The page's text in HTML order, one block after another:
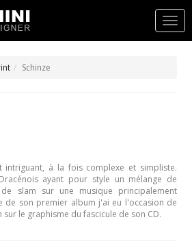
Schinze
intriguant, à la fois complexe et simpliste.
ayant pour style un mélange de
slam sur une musique principalement
de son premier album j'ai eu l'occasion de
le graphisme du fascicule de son CD.